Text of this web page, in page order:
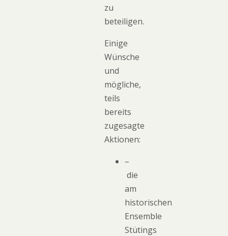
zu
beteiligen.
Einige
Wünsche
und
mögliche,
teils
bereits
zugesagte
Aktionen:
–
die
am
historischen
Ensemble
Stütings